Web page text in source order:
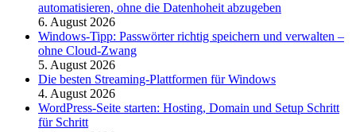
automatisieren, ohne die Datenhoheit abzugeben
6. August 2026
Windows-Tipp: Passwörter richtig speichern und verwalten –
ohne Cloud-Zwang
5. August 2026
Die besten Streaming-Plattformen für Windows
4. August 2026
WordPress-Seite starten: Hosting, Domain und Setup Schritt
für Schritt